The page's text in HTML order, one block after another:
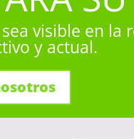
visible en la
y actual.